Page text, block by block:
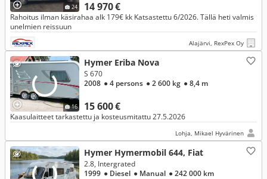
24 14 970 €
Rahoitus ilman käsirahaa alk 179€ kk Katsastettu 6/2026. Tällä heti valmis
unelmien reissuun
Alajärvi, RexPex Oy
16
Hymer Eriba Nova
15 600 €
S 670
2008 ● 4 persons ● 2 600 kg ● 8,4 m
Kaasulaitteet tarkastettu ja kosteusmitattu 27.5.2026
Lohja, Mikael Hyvärinen
Hymer Hymermobil 644, Fiat
2.8, Intergrated
1999 ● Diesel ● Manual ● 242 000 km